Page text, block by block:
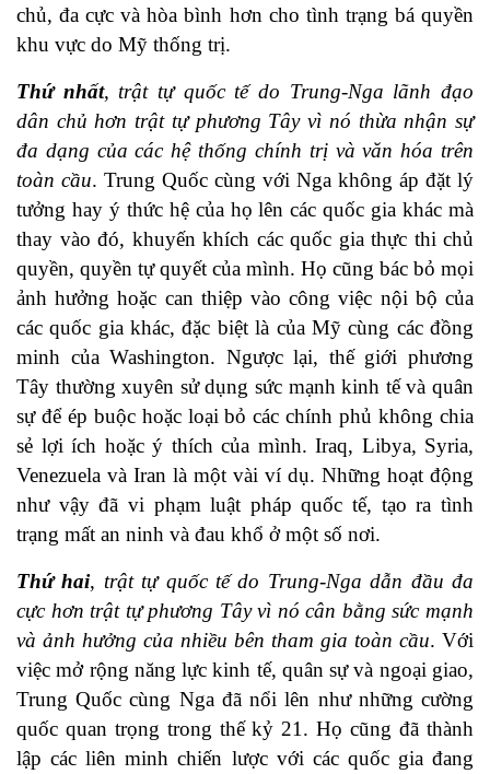
chủ, đa cực và hòa bình hơn cho tình trạng bá quyền
khu vực do Mỹ thống trị.
Thứ nhất, trật tự quốc tế do Trung-Nga lãnh đạo
dân chủ hơn trật tự phương Tây vì nó thừa nhận sự
đa dạng của các hệ thống chính trị và văn hóa trên
toàn cầu. Trung Quốc cùng với Nga không áp đặt lý
tưởng hay ý thức hệ của họ lên các quốc gia khác mà
thay vào đó, khuyến khích các quốc gia thực thi chủ
quyền, quyền tự quyết của mình. Họ cũng bác bỏ mọi
ảnh hưởng hoặc can thiệp vào công việc nội bộ của
các quốc gia khác, đặc biệt là của Mỹ cùng các đồng
minh của Washington. Ngược lại, thế giới phương
Tây thường xuyên sử dụng sức mạnh kinh tế và quân
sự để ép buộc hoặc loại bỏ các chính phủ không chia
sẻ lợi ích hoặc ý thích của mình. Iraq, Libya, Syria,
Venezuela và Iran là một vài ví dụ. Những hoạt động
như vậy đã vi phạm luật pháp quốc tế, tạo ra tình
trạng mất an ninh và đau khổ ở một số nơi.
Thứ hai, trật tự quốc tế do Trung-Nga dẫn đầu đa
cực hơn trật tự phương Tây vì nó cân bằng sức mạnh
và ảnh hưởng của nhiều bên tham gia toàn cầu. Với
việc mở rộng năng lực kinh tế, quân sự và ngoại giao,
Trung Quốc cùng Nga đã nổi lên như những cường
quốc quan trọng trong thế kỷ 21. Họ cũng đã thành
lập các liên minh chiến lược với các quốc gia đang